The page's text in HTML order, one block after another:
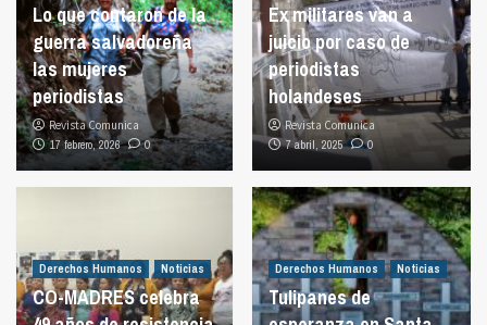
Lo que contaron de la
guerra salvadoreña
las mujeres
periodistas
Revista Comunica
17 febrero, 2026
0
Ex militares van a
juicio por caso de
periodistas
holandeses
Revista Comunica
7 abril, 2025
0
Derechos Humanos Noticias
CO-MADRES celebra
Derechos Humanos Noticias
Tulipanes de